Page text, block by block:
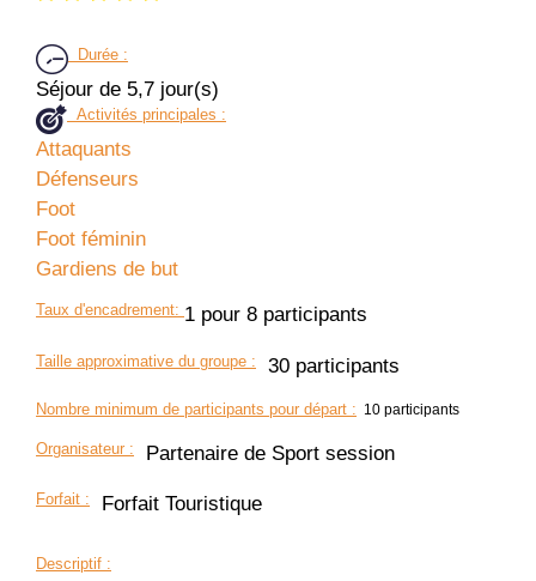
Durée :
Séjour de 5,7 jour(s)
Activités principales :
Attaquants
Défenseurs
Foot
Foot féminin
Gardiens de but
Taux d'encadrement: 1 pour 8 participants
Taille approximative du groupe : 30 participants
Nombre minimum de participants pour départ : 10 participants
Organisateur : Partenaire de Sport session
Forfait : Forfait Touristique
Descriptif :